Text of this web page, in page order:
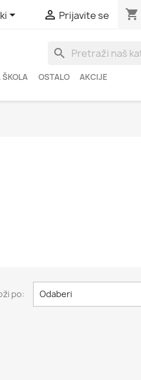
  Prijavite se shopping_cart
search
OSTALO AKCIJE
po: Odaberi